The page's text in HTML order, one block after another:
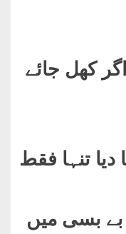
کھل جائے
تنہا فقط
بسی میں